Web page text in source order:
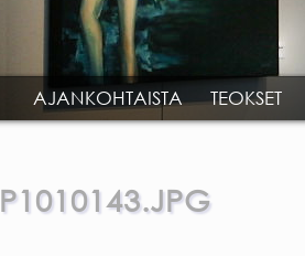
AJANKOHTAISTA TEOKSET
P1010143.JPG